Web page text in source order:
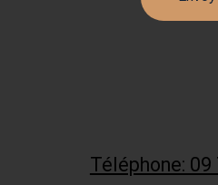
Téléphone: 09